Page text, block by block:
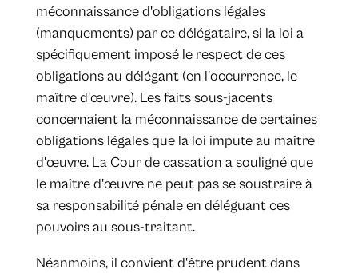
méconnaissance d'obligations légales
(manquements) par ce délégataire, si la loi a
spécifiquement imposé le respect de ces
obligations au délégant (en l'occurrence, le
maître d'œuvre). Les faits sous-jacents
concernaient la méconnaissance de certaines
obligations légales que la loi impute au maître
d'œuvre. La Cour de cassation a souligné que
le maître d'œuvre ne peut pas se soustraire à
sa responsabilité pénale en déléguant ces
pouvoirs au sous-traitant.
Néanmoins, il convient d'être prudent dans